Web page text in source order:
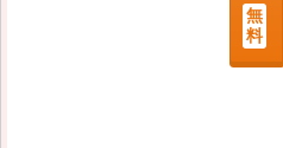
無
料